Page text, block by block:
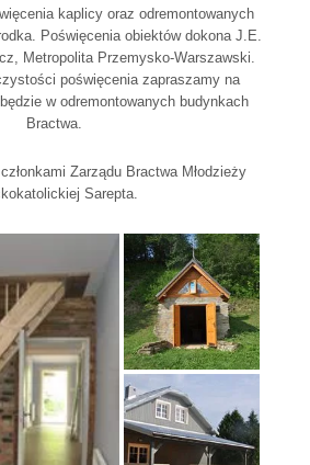
kaplicy oraz odremontowanych
Poświęcenia obiektów dokona J.E.
Metropolita Przemysko-Warszawski.
poświęcenia zapraszamy na
w odremontowanych budynkach
Bractwa.
Zarządu Bractwa Młodzieży
Sarepta.